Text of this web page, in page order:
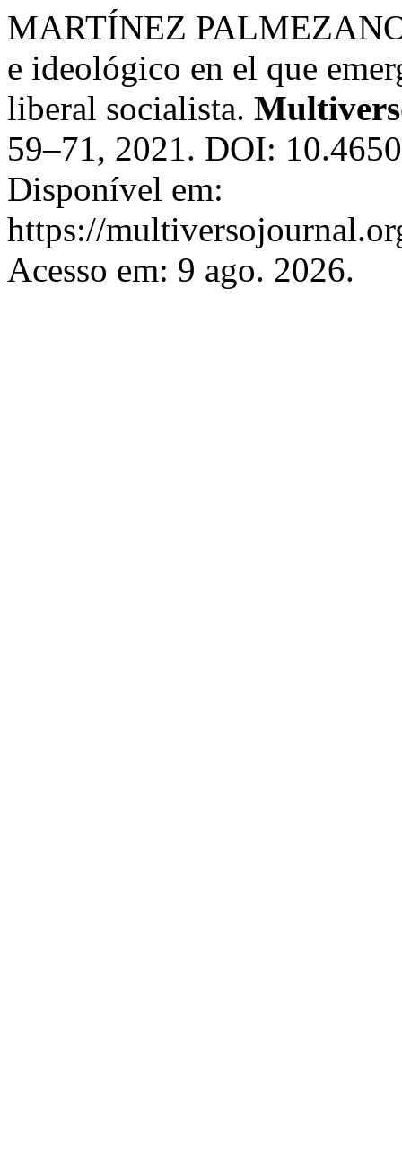
MARTÍNEZ
e ideológico en el que
liberal socialista.
59–71, 2021. DOI:
Disponível em:
https://
Acesso em: 9 ago. 2026.